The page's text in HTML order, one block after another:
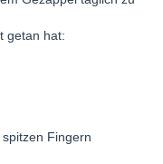
getan hat:
Fingern